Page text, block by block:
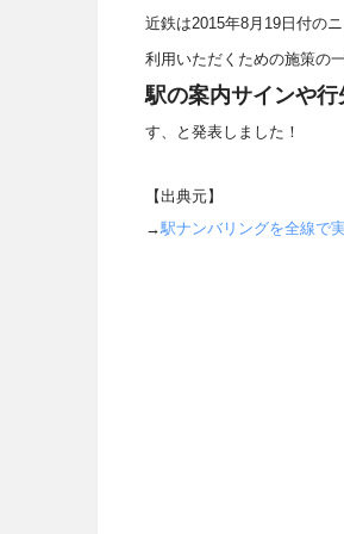
近鉄は2015年8月19日付の
利用いただくための施策の
駅の案内サインや
す、と発表しました！
【出典元】
→駅ナンバリングを全線で